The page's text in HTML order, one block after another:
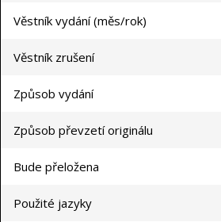
Věstník vydání (měs/rok)
Věstník zrušení
Způsob vydání
Způsob převzetí originálu
Bude přeložena
Použité jazyky